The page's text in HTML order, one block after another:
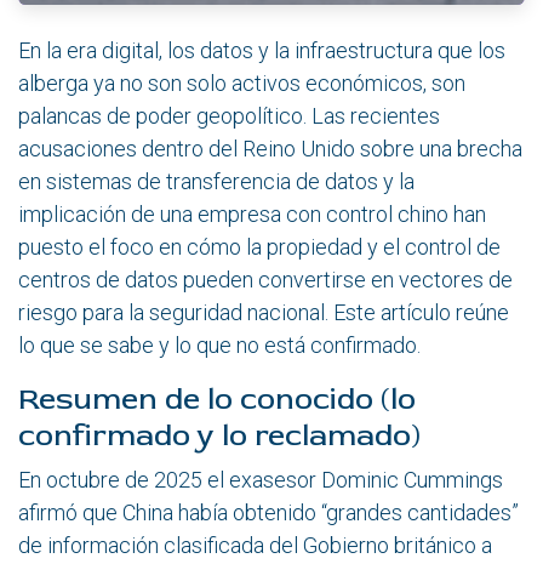
En la era digital, los datos y la infraestructura que los
alberga ya no son solo activos económicos, son
palancas de poder geopolítico. Las recientes
acusaciones dentro del Reino Unido sobre una brecha
en sistemas de transferencia de datos y la
implicación de una empresa con control chino han
puesto el foco en cómo la propiedad y el control de
centros de datos pueden convertirse en vectores de
riesgo para la seguridad nacional. Este artículo reúne
lo que se sabe y lo que no está confirmado.
Resumen de lo conocido (lo
confirmado y lo reclamado)
En octubre de 2025 el exasesor Dominic Cummings
afirmó que China había obtenido “grandes cantidades”
de información clasificada del Gobierno británico a